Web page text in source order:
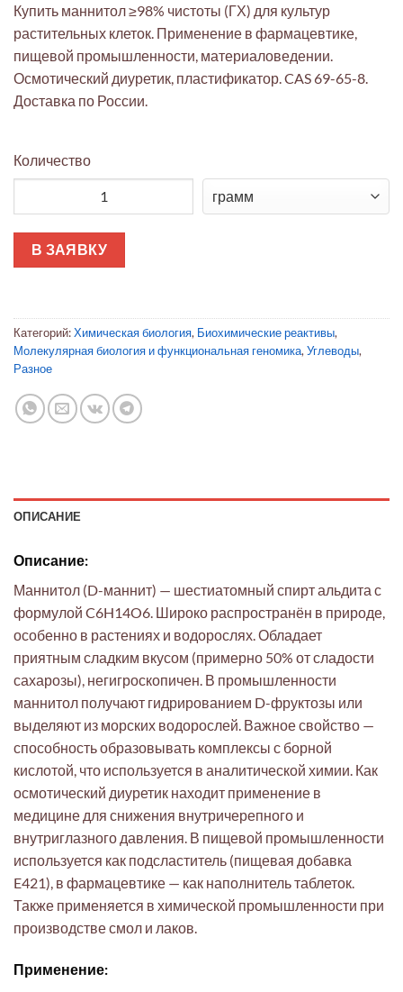
Купить маннитол ≥98% чистоты (ГХ) для культур
растительных клеток. Применение в фармацевтике,
пищевой промышленности, материаловедении.
Осмотический диуретик, пластификатор. CAS 69-65-8.
Доставка по России.
Количество
В ЗАЯВКУ
Категорий:Химическая биология, Биохимические реактивы,
Молекулярная биология и функциональная геномика, Углеводы,
Разное
ОПИСАНИЕ
Описание:
Маннитол (D-маннит) — шестиатомный спирт альдита с
формулой C6H14O6. Широко распространён в природе,
особенно в растениях и водорослях. Обладает
приятным сладким вкусом (примерно 50% от сладости
сахарозы), негигроскопичен. В промышленности
маннитол получают гидрированием D-фруктозы или
выделяют из морских водорослей. Важное свойство —
способность образовывать комплексы с борной
кислотой, что используется в аналитической химии. Как
осмотический диуретик находит применение в
медицине для снижения внутричерепного и
внутриглазного давления. В пищевой промышленности
используется как подсластитель (пищевая добавка
E421), в фармацевтике — как наполнитель таблеток.
Также применяется в химической промышленности при
производстве смол и лаков.
Применение: